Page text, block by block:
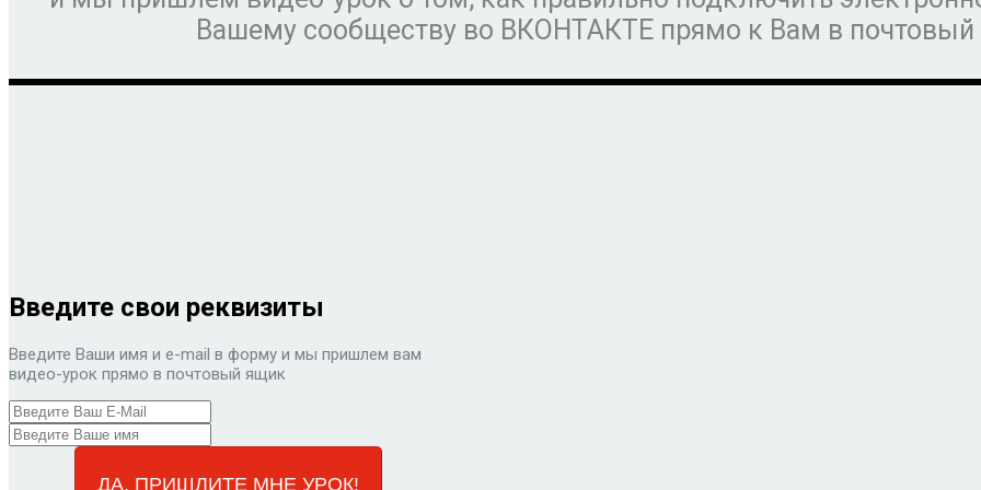
Вашему сообществу во ВКОНТАКТЕ прямо к Вам в
Введите свои реквизиты
Введите Ваши имя и e-mail в форму и мы пришлем вам
видео-урок прямо в почтовый ящик
ДА, ПРИШЛИТЕ МНЕ УРОК!